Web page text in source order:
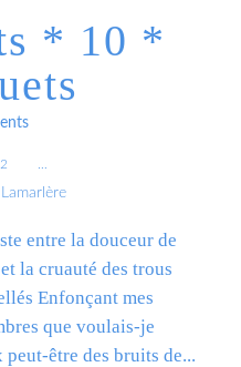
* 10 *
entre la douceur de
la cruauté des trous
Enfonçant mes
que voulais-je
être des bruits de...